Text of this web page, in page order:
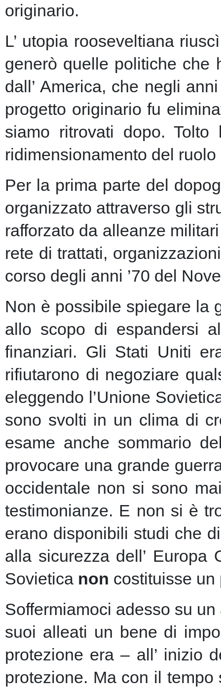
originario.
L’ utopia rooseveltiana
generò quelle politiche che
dall’ America, che negli
progetto originario fu
siamo ritrovati dopo.
ridimensionamento del
Per la prima parte del
organizzato attraverso gli
rafforzato da alleanze
rete di trattati,
corso degli anni ’70 del
Non è possibile spiegare la
allo scopo di espandersi
finanziari. Gli Stati Uniti
rifiutarono di negoziare
eleggendo l’Unione
sono svolti in un clima di
esame anche sommario
provocare una grande
occidentale non si sono
testimonianze. E non si è
erano disponibili studi che
alla sicurezza dell’
Sovietica non costituisse un
Soffermiamoci adesso su
suoi alleati un bene di
protezione era – all’ inizio
protezione. Ma con il tempo